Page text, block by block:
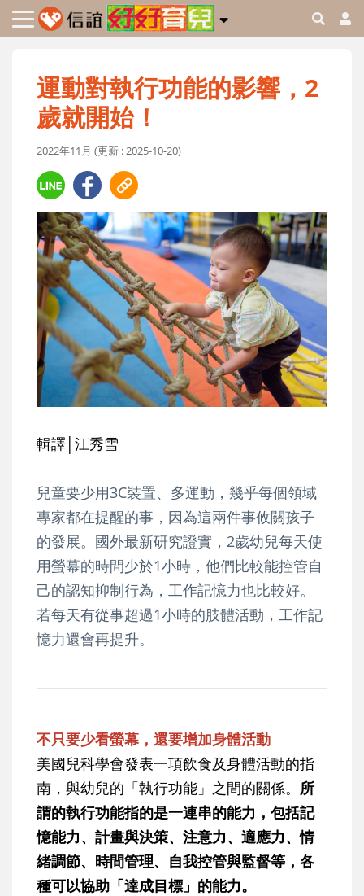
運動對執行功能的影響，2
歲就開始！
2022年11月 (更新 : 2025-10-20)
輯譯│江秀雪
兒童要少用3C裝置、多運動，幾乎每個領域
專家都在提醒的事，因為這兩件事攸關孩子
的發展。國外最新研究證實，2歲幼兒每天使
用螢幕的時間少於1小時，他們比較能控管自
己的認知抑制行為，工作記憶力也比較好。
若每天有從事超過1小時的肢體活動，工作記
憶力還會再提升。
不只要少看螢幕，還要增加身體活動
美國兒科學會發表一項飲食及身體活動的指
南，與幼兒的「執行功能」之間的關係。 所
謂的執行功能指的是一連串的能力，包括記
憶能力、計畫與決策、注意力、適應力、情
緒調節、時間管理、自我控管與監督等，各
種可以協助「達成目標」的能力。